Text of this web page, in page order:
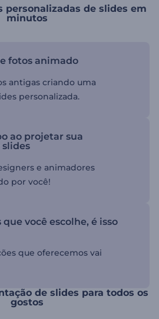
personalizadas de slides em
minutos
fotos animado
antigas criando uma
personalizada.
ao projetar sua
slides
e animadores
por você!
você escolhe, é isso
que oferecemos vai
de slides para todos os
gostos